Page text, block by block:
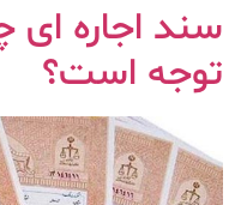
سند اجاره
توجه است؟